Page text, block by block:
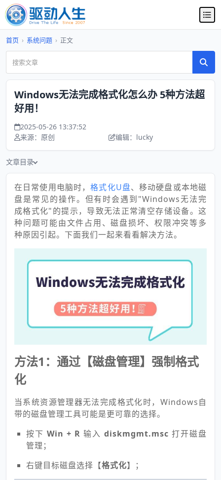
首页 › 系统问题 › 正文
Windows无法完成格式化怎么办 5种方法超
好用！
2025-05-26 13:37:52
来源：原创
编辑：lucky
文章目录
在日常使用电脑时，格式化U盘、移动硬盘或本地磁
盘是常见的操作。但有时会遇到"Windows无法完
成格式化"的提示，导致无法正常清空存储设备。这
种问题可能由文件占用、磁盘损坏、权限冲突等多
种原因引起。下面我们一起来看看解决方法。
方法1：通过【磁盘管理】强制格式
化
当系统资源管理器无法完成格式化时，Windows自
带的磁盘管理工具可能是更可靠的选择。
按下 Win + R 输入 diskmgmt.msc 打开磁盘
管理；
右键目标磁盘选择【格式化】；